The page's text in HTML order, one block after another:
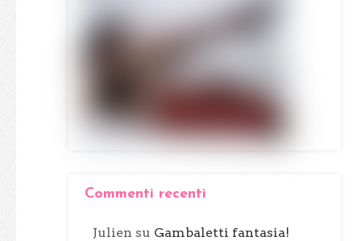
Commenti recenti
Julien su Gambaletti fantasia!